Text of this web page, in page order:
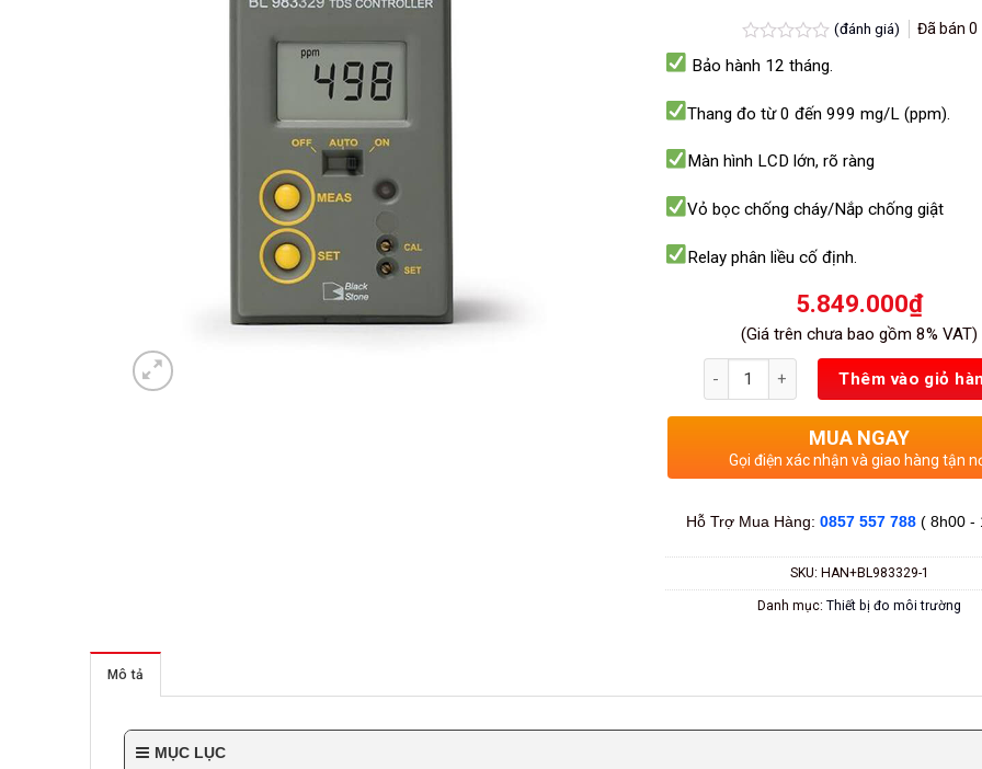
Được
xếp
0.0
(đánh giá) Đã bán0
Bảo hành 12 tháng.
Thang đo từ 0 đến 999 mg/L (ppm).
Màn hình LCD lớn, rõ ràng
Vỏ bọc chống cháy/Nắp chống giật
Relay phân liều cố định.
5.849.000₫
(Giá trên chưa bao gồm 8% VAT)
Thêm vào giỏ
MUA NGAY
Gọi điện xác nhận và giao hàng tận
Hỗ Trợ Mua Hàng: 0857 557 788 ( 8h00 -
SKU: HAN+BL983329-1
Danh mục:Thiết bị đo môi trường
Mô tả
MỤC LỤC